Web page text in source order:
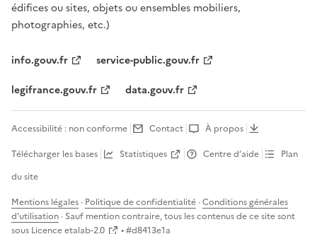
édifices ou sites, objets ou ensembles mobiliers,
photographies, etc.)
info.gouv.fr
service-public.gouv.fr
legifrance.gouv.fr
data.gouv.fr
Accessibilité : non conforme Contact
À propos
Télécharger les bases
Statistiques Centre d’aide
Plan
du site
Mentions légales · Politique de confidentialité ·Conditions générales
d'utilisation · Sauf mention contraire, tous les contenus de ce site sont
sous Licence etalab-2.0 • #d8413e1a